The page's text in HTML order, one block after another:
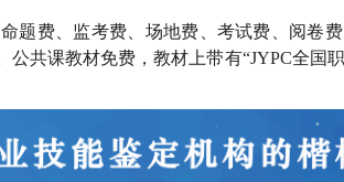
题费、监考费、场地费、考试费、阅卷
公共课教材免费，教材上带有“JYPC全国